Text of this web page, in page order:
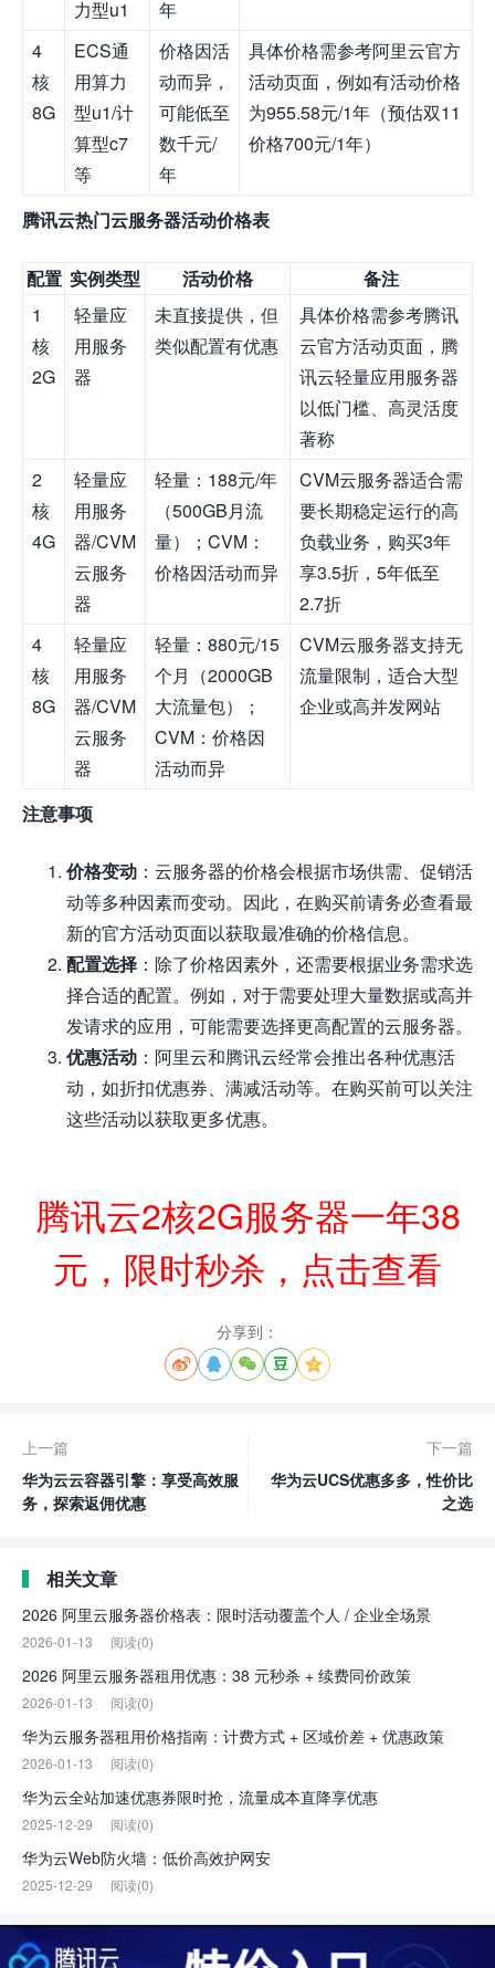
力型u1
年
4
核
8G
ECS通
用算力
型u1/计
算型c7
等
价格因活
动而异，
可能低至
数千元/
年
具体价格需参考阿里云官方
活动页面，例如有活动价格
为955.58元/1年（预估双11
价格700元/1年）
腾讯云热门云服务器活动价格表
配置 实例类型 活动价格
备注
1
核
2G
轻量应
用服务
器
未直接提供，但
类似配置有优惠
具体价格需参考腾讯
云官方活动页面，腾
讯云轻量应用服务器
以低门槛、高灵活度
著称
2
核
4G
轻量应
用服务
器/CVM
云服务
器
轻量：188元/年
（500GB月流
量）；CVM：
价格因活动而异
CVM云服务器适合需
要长期稳定运行的高
负载业务，购买3年
享3.5折，5年低至
2.7折
4
核
8G
轻量应
用服务
器/CVM
云服务
器
轻量：880元/15
个月（2000GB
大流量包）；
CVM：价格因
活动而异
CVM云服务器支持无
流量限制，适合大型
企业或高并发网站
注意事项
价格变动 ：云服务器的价格会根据市场供需、促销活
动等多种因素而变动。因此，在购买前请务必查看最
新的官方活动页面以获取最准确的价格信息。
配置选择 ：除了价格因素外，还需要根据业务需求选
择合适的配置。例如，对于需要处理大量数据或高并
发请求的应用，可能需要选择更高配置的云服务器。
优惠活动 ：阿里云和腾讯云经常会推出各种优惠活
动，如折扣优惠券、满减活动等。在购买前可以关注
这些活动以获取更多优惠。
腾讯云2核2G服务器一年38
元，限时秒杀，点击查看
分享到：
    
上一篇
华为云云容器引擎：享受高效服
务，探索返佣优惠
下一篇
华为云UCS优惠多多，性价比
之选
相关文章
2026 阿里云服务器价格表：限时活动覆盖个人 / 企业全场景
2026-01-13 阅读(0)
2026 阿里云服务器租用优惠：38 元秒杀 + 续费同价政策
2026-01-13 阅读(0)
华为云服务器租用价格指南：计费方式 + 区域价差 + 优惠政策
2026-01-13 阅读(0)
华为云全站加速优惠券限时抢，流量成本直降享优惠
2025-12-29 阅读(0)
华为云Web防火墙：低价高效护网安
2025-12-29 阅读(0)